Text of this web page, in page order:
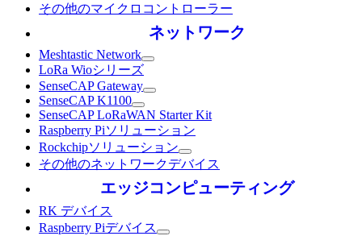
その他のマイクロコントローラー
ネットワーク
Meshtastic Network
LoRa Wioシリーズ
SenseCAP Gateway
SenseCAP K1100
SenseCAP LoRaWAN Starter Kit
Raspberry Piソリューション
Rockchipソリューション
その他のネットワークデバイス
エッジコンピューティング
RK デバイス
Raspberry Piデバイス